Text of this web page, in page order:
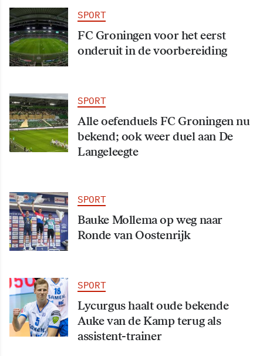
SPORT
FC Groningen voor het eerst
onderuit in de voorbereiding
SPORT
Alle oefenduels FC Groningen nu
bekend; ook weer duel aan De
Langeleegte
SPORT
Bauke Mollema op weg naar
Ronde van Oostenrijk
SPORT
Lycurgus haalt oude bekende
Auke van de Kamp terug als
assistent-trainer